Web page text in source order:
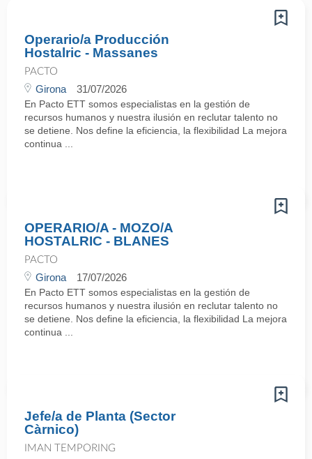
Operario/a Producción
Hostalric - Massanes
PACTO
Girona 31/07/2026
En Pacto ETT somos especialistas en la gestión de
recursos humanos y nuestra ilusión en reclutar talento no
se detiene. Nos define la eficiencia, la flexibilidad La mejora
continua ...
OPERARIO/A - MOZO/A
HOSTALRIC - BLANES
PACTO
Girona 17/07/2026
En Pacto ETT somos especialistas en la gestión de
recursos humanos y nuestra ilusión en reclutar talento no
se detiene. Nos define la eficiencia, la flexibilidad La mejora
continua ...
Jefe/a de Planta (Sector
Càrnico)
IMAN TEMPORING